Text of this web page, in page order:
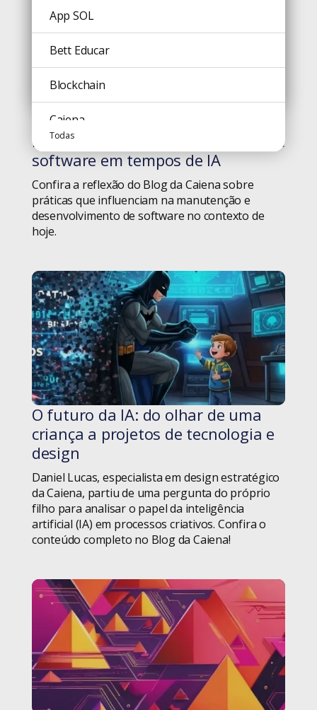
Carreira
Comunicação
Cultura
Design
Design Thinking
Dicas
Diversidade
Geral
Gestão de Projetos
Homeoffice
iF Design Award
Inovação
Metodologias
Moçambique
Pessoas
Ruby Empowers!
Ruby on Rails
Setor Público
Tecnologia
App SOL
Bett Educar
Blockchain
Caiena
Campinas
Carreira
Ceará Transparente
Código Aberto
Comunicação
Consciência Negra
Consultoria
Conviva Educação
Coronavírus
Cultura
Desenvolvimento
Design Thinking
Dia do Homem
Dicas
Todas
#blog
Manutenção e desenvolvimento de
software em tempos de IA
Confira a reflexão do Blog da Caiena sobre
práticas que influenciam na manutenção e
desenvolvimento de software no contexto de
hoje.
#blog
O futuro da IA: do olhar de uma
criança a projetos de tecnologia e
design
Daniel Lucas, especialista em design estratégico
da Caiena, partiu de uma pergunta do próprio
filho para analisar o papel da inteligência
artificial (IA) em processos criativos. Confira o
conteúdo completo no Blog da Caiena!